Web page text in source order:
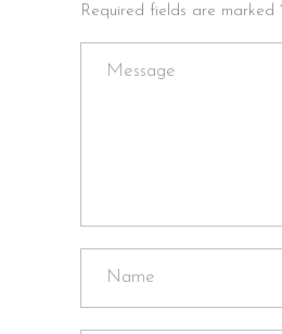
Required fields are marked